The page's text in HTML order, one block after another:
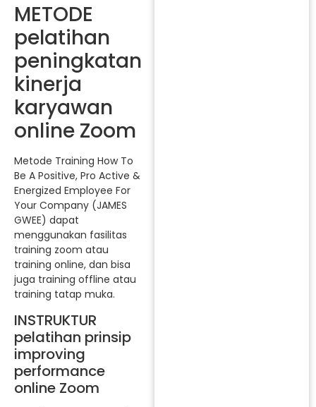
METODE
pelatihan
peningkatan
kinerja
karyawan
online Zoom
Metode Training How To
Be A Positive, Pro Active &
Energized Employee For
Your Company (JAMES
GWEE) dapat
menggunakan fasilitas
training zoom atau
training online, dan bisa
juga training offline atau
training tatap muka.
INSTRUKTUR
pelatihan prinsip
improving
performance
online Zoom